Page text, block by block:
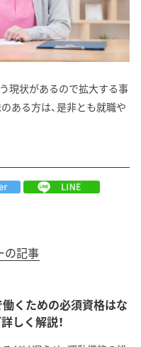
現状があるので拡大する事
ある方は、是非とも就職や
の記事
くための必須資格はな
しく解説！